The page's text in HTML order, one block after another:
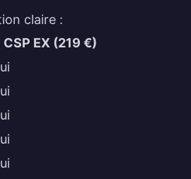
claire :
CSP EX (219 €)